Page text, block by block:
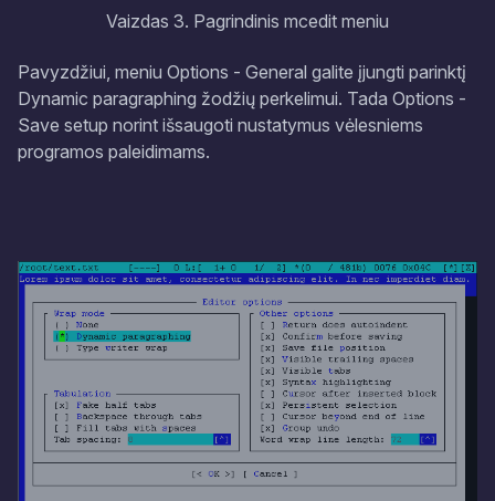
Vaizdas 3. Pagrindinis mcedit meniu
Pavyzdžiui, meniu Options - General galite įjungti parinktį
Dynamic paragraphing žodžių perkelimui. Tada Options -
Save setup norint išsaugoti nustatymus vėlesniems
programos paleidimams.